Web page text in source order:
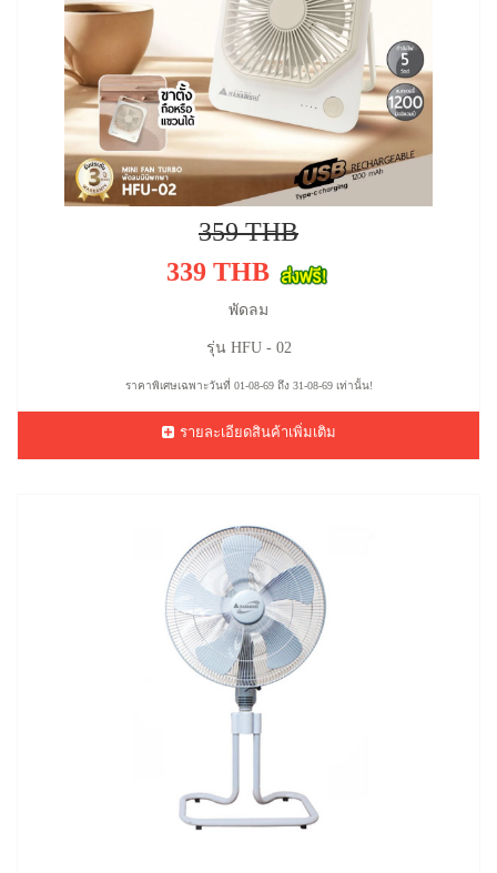
359 THB
339 THB
พัดลม
รุ่น HFU - 02
ราคาพิเศษเฉพาะวันที่ 01-08-69 ถึง 31-08-69 เท่านั้น!
รายละเอียดสินค้าเพิ่มเติม